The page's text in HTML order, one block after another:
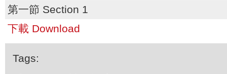
第一節 Section 1
下載 Download
Tags: